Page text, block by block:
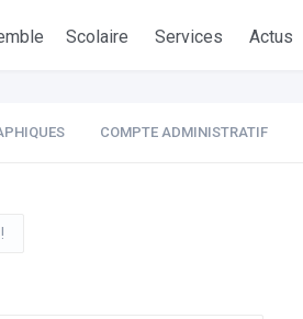
Scolaire Services Actus
COMPTE ADMINISTRATIF